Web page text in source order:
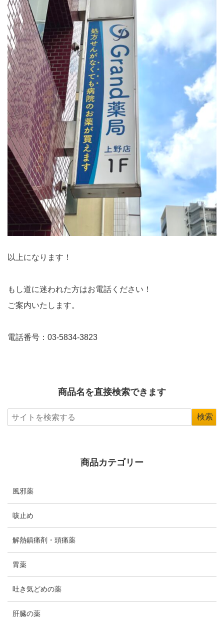
以上になります！
もし道に迷われた方はお電話ください！
ご案内いたします。
電話番号：03-5834-3823
商品名を直接検索できます
商品カテゴリー
風邪薬
咳止め
解熱鎮痛剤・頭痛薬
胃薬
吐き気どめの薬
肝臓の薬